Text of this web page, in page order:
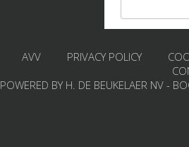
AVV PRIVACY POLICY
POWERED BY H. DE BEUKELAER NV -